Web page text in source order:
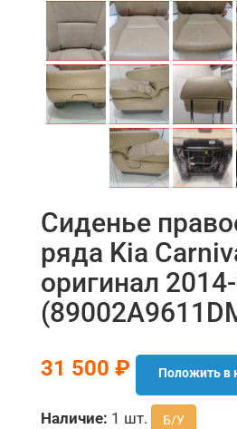
Сиденье
ряда Kia
оригинал
31 500 ₽ Положить в
Наличие: 1 шт. Б/У